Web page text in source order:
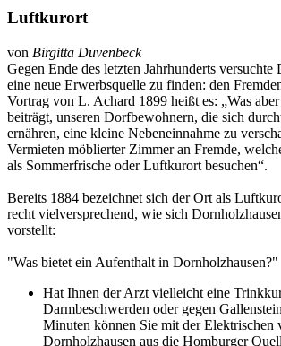
Luftkurort
von Birgitta Duvenbeck
Gegen Ende des letzten Jahrhunderts versuchte
eine neue Erwerbsquelle zu finden: den
Vortrag von L. Achard 1899 heißt es: „Was
beiträgt, unseren Dorfbewohnern, die sich
ernähren, eine kleine Nebeneinnahme zu
Vermieten möblierter Zimmer an Fremde,
als Sommerfrische oder Luftkurort besuchen“.
Bereits 1884 bezeichnet sich der Ort als
recht vielversprechend, wie sich
vorstellt:
"Was bietet ein Aufenthalt in Dornholzhausen?"
Hat Ihnen der Arzt vielleicht eine
Darmbeschwerden oder gegen
Minuten können Sie mit der Elektrischen
Dornholzhausen aus die Homburger